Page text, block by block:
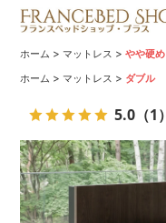
ホーム > マットレス >やや硬め
ホーム > マットレス > ダブル
5.0 （1）